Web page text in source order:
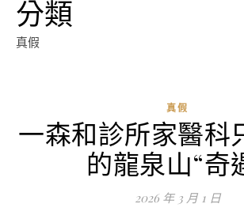
分類
真假
真假
一森和診所家醫科
的龍泉山“奇
2026 年 3 月 1 日